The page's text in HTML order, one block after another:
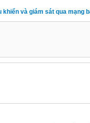
khiển và giám sát qua mạng